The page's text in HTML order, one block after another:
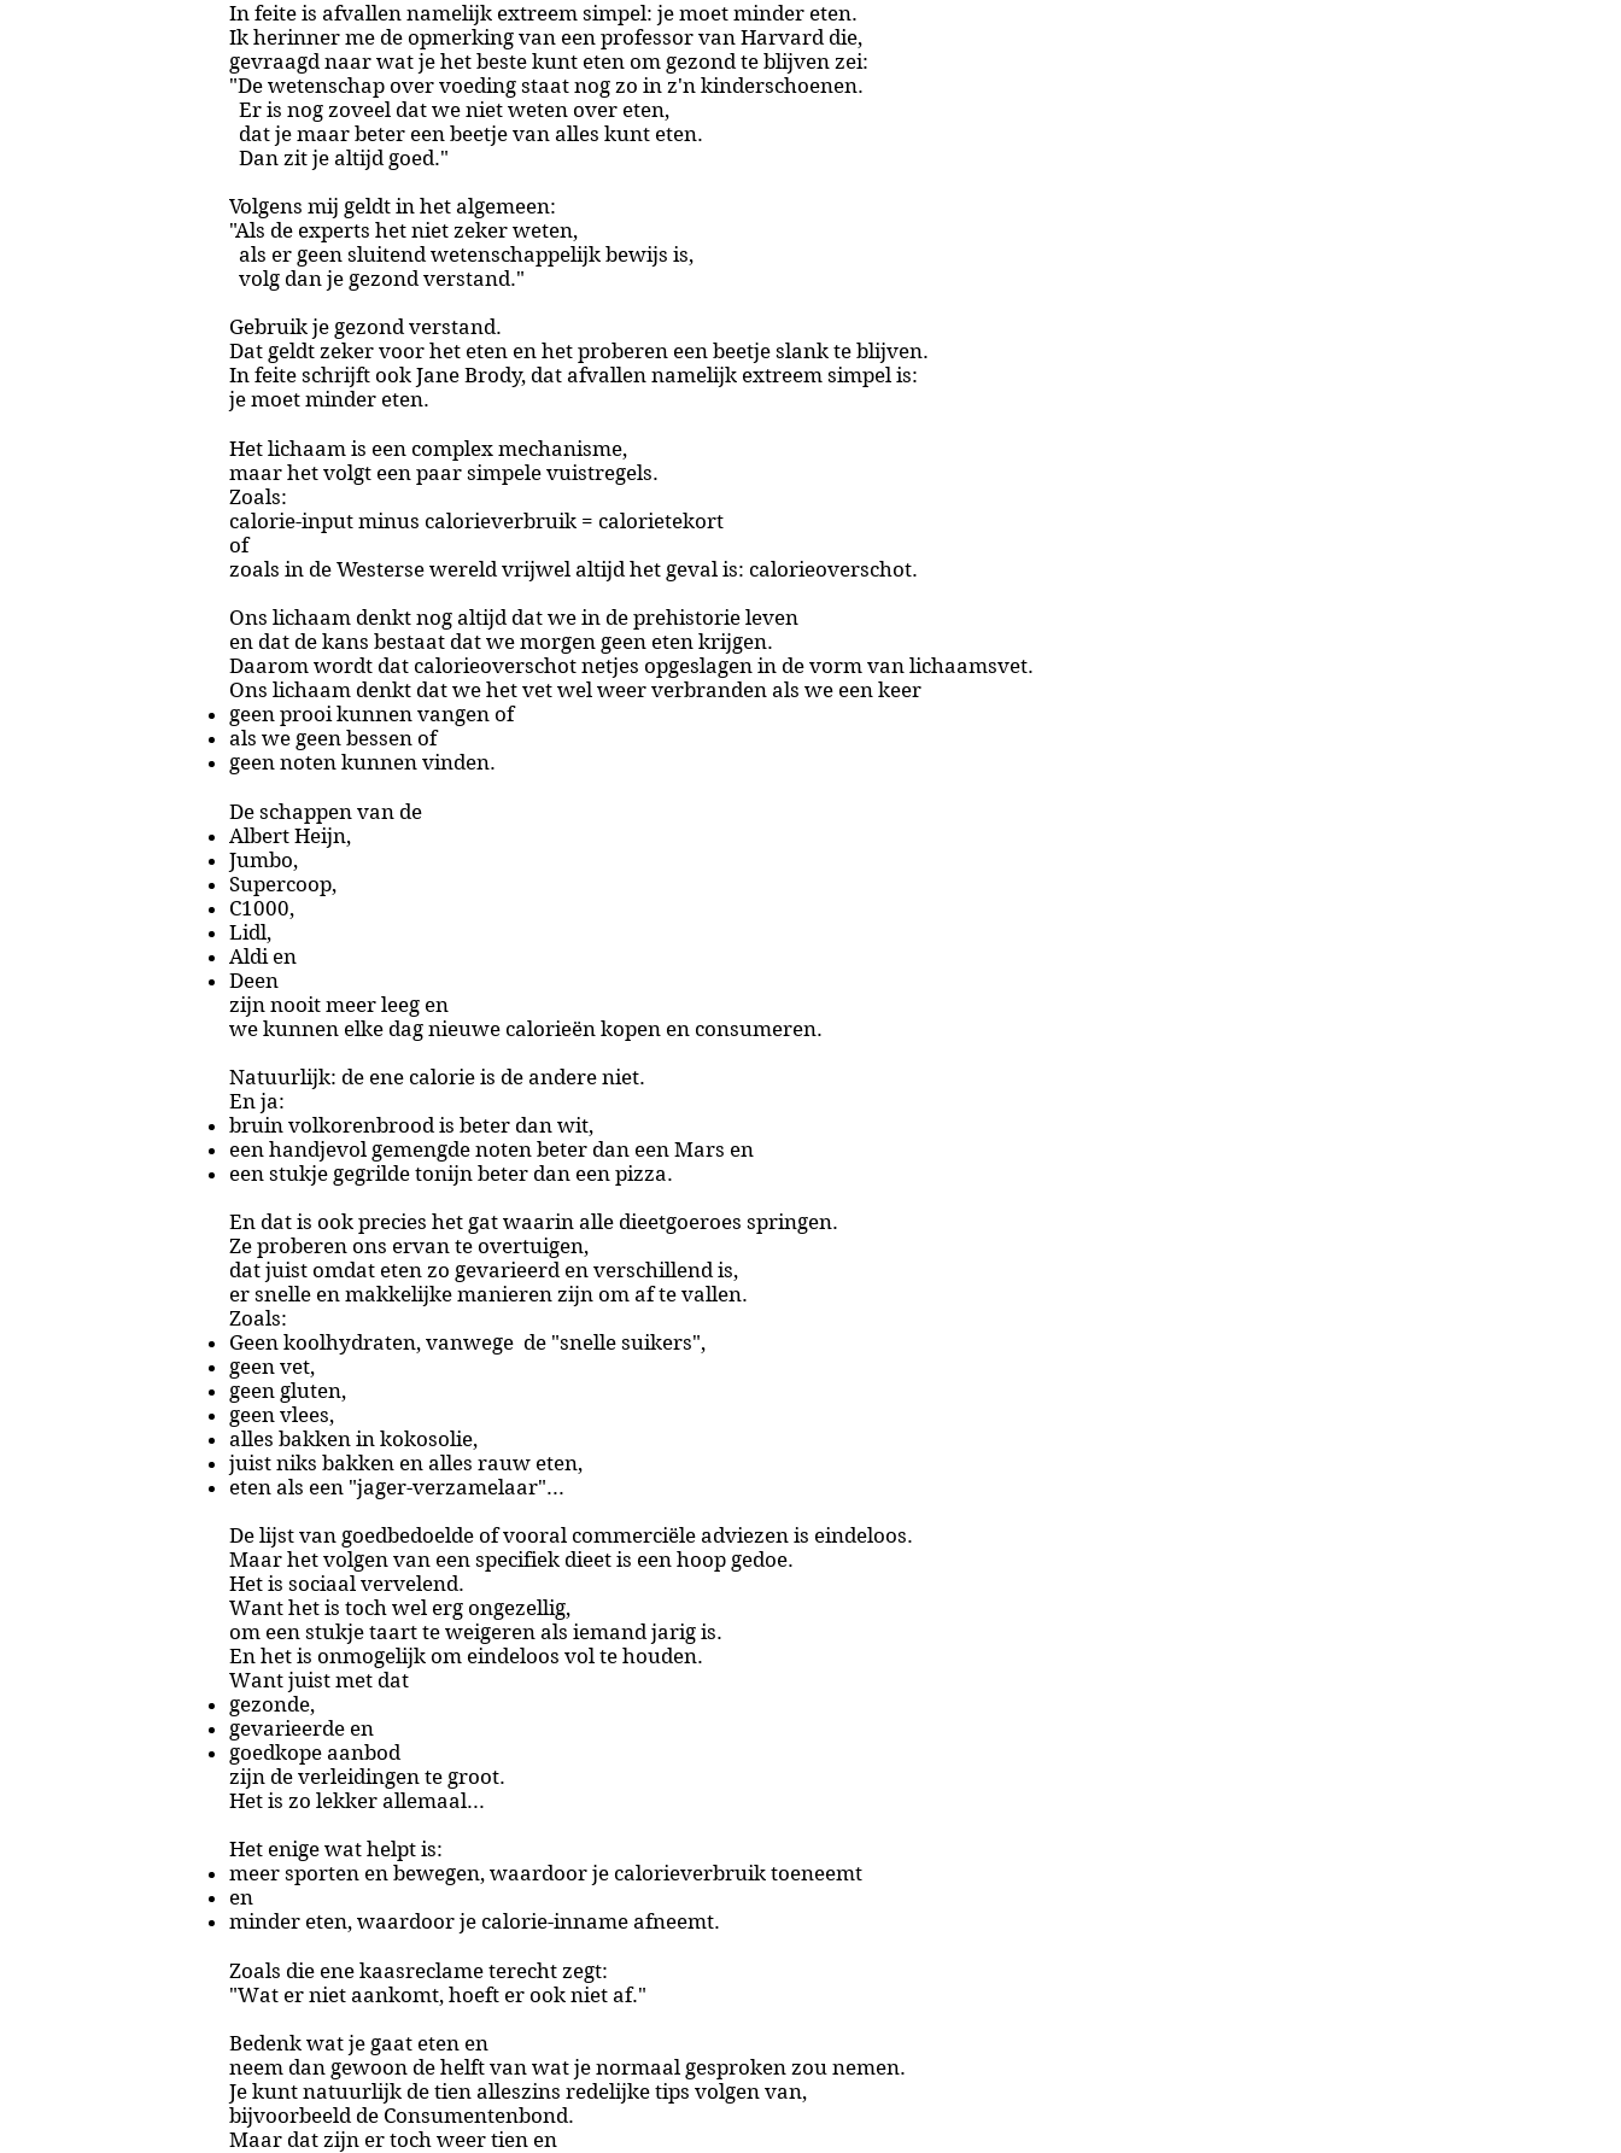
In feite is afvallen namelijk extreem simpel: je moet minder eten.
Ik herinner me de opmerking van een professor van Harvard die,
gevraagd naar wat je het beste kunt eten om gezond te blijven zei:
"De wetenschap over voeding staat nog zo in z'n kinderschoenen.
Er is nog zoveel dat we niet weten over eten,
dat je maar beter een beetje van alles kunt eten.
Dan zit je altijd goed."
Volgens mij geldt in het algemeen:
"Als de experts het niet zeker weten,
als er geen sluitend wetenschappelijk bewijs is,
volg dan je gezond verstand."
Gebruik je gezond verstand.
Dat geldt zeker voor het eten en het proberen een beetje slank te blijven.
In feite schrijft ook Jane Brody, dat afvallen namelijk extreem simpel is:
je moet minder eten.
Het lichaam is een complex mechanisme,
maar het volgt een paar simpele vuistregels.
Zoals:
calorie-input minus calorieverbruik = calorietekort
of
zoals in de Westerse wereld vrijwel altijd het geval is: calorieoverschot.
Ons lichaam denkt nog altijd dat we in de prehistorie leven
en dat de kans bestaat dat we morgen geen eten krijgen.
Daarom wordt dat calorieoverschot netjes opgeslagen in de vorm van lichaamsvet.
Ons lichaam denkt dat we het vet wel weer verbranden als we een keer
geen prooi kunnen vangen of
als we geen bessen of
geen noten kunnen vinden.
De schappen van de
Albert Heijn,
Jumbo,
Supercoop,
C1000,
Lidl,
Aldi en
Deen
zijn nooit meer leeg en
we kunnen elke dag nieuwe calorieën kopen en consumeren.
Natuurlijk: de ene calorie is de andere niet.
En ja:
bruin volkorenbrood is beter dan wit,
een handjevol gemengde noten beter dan een Mars en
een stukje gegrilde tonijn beter dan een pizza.
En dat is ook precies het gat waarin alle dieetgoeroes springen.
Ze proberen ons ervan te overtuigen,
dat juist omdat eten zo gevarieerd en verschillend is,
er snelle en makkelijke manieren zijn om af te vallen.
Zoals:
Geen koolhydraten, vanwege de "snelle suikers",
geen vet,
geen gluten,
geen vlees,
alles bakken in kokosolie,
juist niks bakken en alles rauw eten,
eten als een "jager-verzamelaar"...
De lijst van goedbedoelde of vooral commerciële adviezen is eindeloos.
Maar het volgen van een specifiek dieet is een hoop gedoe.
Het is sociaal vervelend.
Want het is toch wel erg ongezellig,
om een stukje taart te weigeren als iemand jarig is.
En het is onmogelijk om eindeloos vol te houden.
Want juist met dat
gezonde,
gevarieerde en
goedkope aanbod
zijn de verleidingen te groot.
Het is zo lekker allemaal...
Het enige wat helpt is:
meer sporten en bewegen, waardoor je calorieverbruik toeneemt
en
minder eten, waardoor je calorie-inname afneemt.
Zoals die ene kaasreclame terecht zegt:
"Wat er niet aankomt, hoeft er ook niet af."
Bedenk wat je gaat eten en
neem dan gewoon de helft van wat je normaal gesproken zou nemen.
Je kunt natuurlijk de tien alleszins redelijke tips volgen van,
bijvoorbeeld de Consumentenbond.
Maar dat zijn er toch weer tien en